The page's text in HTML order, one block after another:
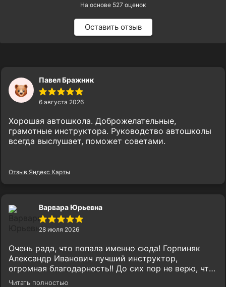
На основе 527 оценок
Оставить отзыв
Павел Бражник
6 августа 2026
Хорошая автошкола. Доброжелательные,
грамотные инструктора. Руководство автошколы
всегда выслушает, поможет советами.
Отзыв Яндекс Карты
Варвара Юрьевна
28 июля 2026
Очень рада, что попала именно сюда! Горпиняк
Александр Иванович лучший инструктор,
огромная благодарность!! До сих пор не верю, что
сдала экзамен, радуюсь каждую секунду. Желаю
Читать полностью